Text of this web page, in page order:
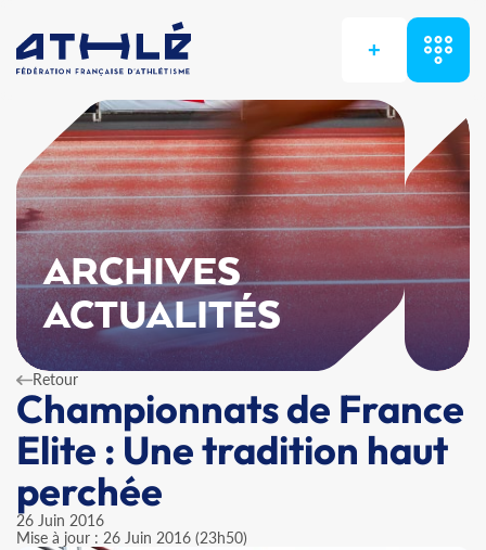
+
ARCHIVES
ACTUALITÉS
Retour
Championnats de France
Elite : Une tradition haut
perchée
26 Juin 2016
Mise à jour : 26 Juin 2016 (23h50)